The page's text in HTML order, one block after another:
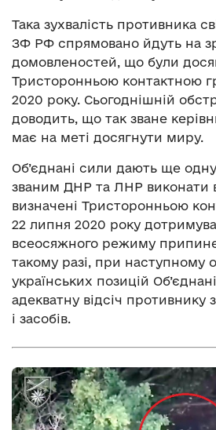
Така зухвалість противника
ЗФ РФ спрямовано йдуть на
домовленостей, що були
Тристоронньою контактною
2020 року. Сьогоднішній
доводить, що так зване
має на меті досягнути миру.
Об’єднані сили дають ще
званим ДНР та ЛНР виконати
визначені Тристоронньою
22 липня 2020 року
всеосяжного режиму
такому разі, при наступному
українських позицій
адекватну відсіч противнику
і засобів.